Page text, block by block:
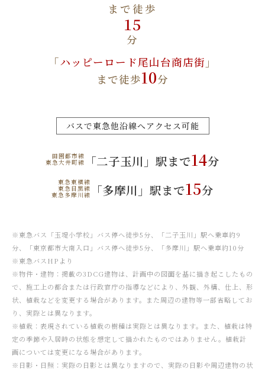
まで徒歩
15
分
「ハッピーロード尾山台商店街 」
まで徒歩10分
バスで東急他沿線へアクセス可能
田園都市線
東急大井町線 「二子玉川」駅まで14分
東急東横線
東急目黒線
東急多摩川線 「多摩川」駅まで15分
※東急バス「玉堤小学校」バス停へ徒歩5分、「二子玉川」駅へ乗車約9
分、「東京都市大南入口」バス停へ徒歩5分、「多摩川」駅へ乗車約10分
※東急バスHPより
※物件・建物：掲載の3DCG建物は、計画中の図面を基に描き起こしたもの
で、施工上の都合または行政官庁の指導などにより、外観、外構、仕上、形
状、植栽などを変更する場合があります。また周辺の建物等一部省略してお
り、実際とは異なります。
※植栽：表現されている植栽の樹種は実際とは異なります。また、植栽は特
定の季節や入居時の状態を想定して描かれたものではありません。植栽計
画については変更になる場合があります。
※日影・日照：実際の日影とは異なりますので、実際の日影や周辺建物の状